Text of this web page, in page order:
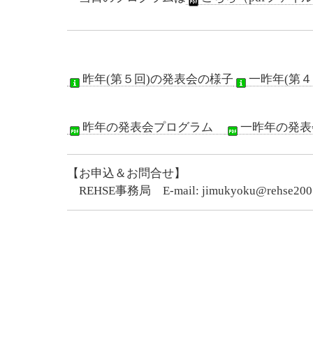
昨年(第５回)の発表会の様子 一昨年(第
昨年の発表会プログラム 一昨年の発
【お申込＆お問合せ】
REHSE事務局 E-mail: